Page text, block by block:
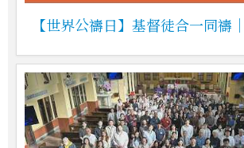
【世界公禱日】基督徒合一同禱